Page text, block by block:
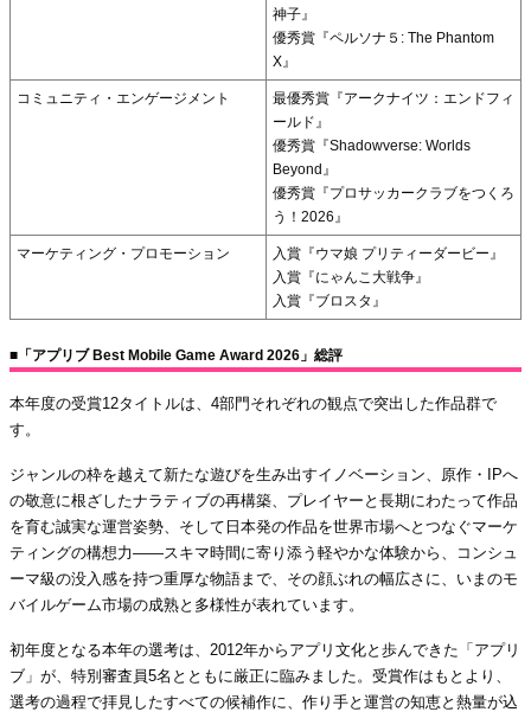
神子』
優秀賞『ペルソナ５: The Phantom
X』
コミュニティ・エンゲージメント
最優秀賞『アークナイツ：エンドフィ
ールド』
優秀賞『Shadowverse: Worlds
Beyond』
優秀賞『プロサッカークラブをつくろ
う！2026』
マーケティング・プロモーション
入賞『ウマ娘 プリティーダービー』
入賞『にゃんこ大戦争』
入賞『ブロスタ』
■「アプリブ Best Mobile Game Award 2026」総評
本年度の受賞12タイトルは、4部門それぞれの観点で突出した作品群で
す。
ジャンルの枠を越えて新たな遊びを生み出すイノベーション、原作・IPへ
の敬意に根ざしたナラティブの再構築、プレイヤーと長期にわたって作品
を育む誠実な運営姿勢、そして日本発の作品を世界市場へとつなぐマーケ
ティングの構想力——スキマ時間に寄り添う軽やかな体験から、コンシュ
ーマ級の没入感を持つ重厚な物語まで、その顔ぶれの幅広さに、いまのモ
バイルゲーム市場の成熟と多様性が表れています。
初年度となる本年の選考は、2012年からアプリ文化と歩んできた「アプリ
ブ」が、特別審査員5名とともに厳正に臨みました。受賞作はもとより、
選考の過程で拝見したすべての候補作に、作り手と運営の知恵と熱量が込